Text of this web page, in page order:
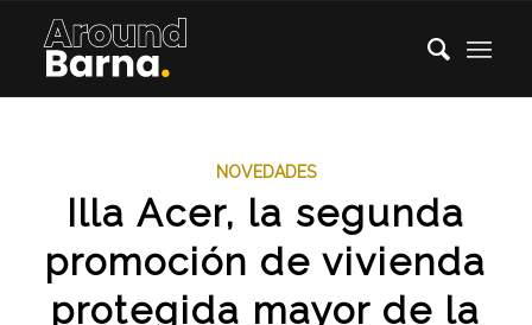
NOVEDADES
Illa Acer, la segunda
promoción de vivienda
protegida mayor de la